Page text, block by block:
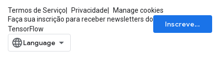
Termos de Serviço Privacidade
Manage cookies
Faça sua inscrição para receber newsletters do
TensorFlow
Inscrever-se